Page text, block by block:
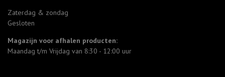
Zaterdag & zondag
Gesloten
Magazijn voor afhalen producten:
Maandag t/m Vrijdag van 8:30 - 12:00 uur